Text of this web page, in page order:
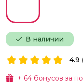
В наличии
+ 64 бонусов за
4.9